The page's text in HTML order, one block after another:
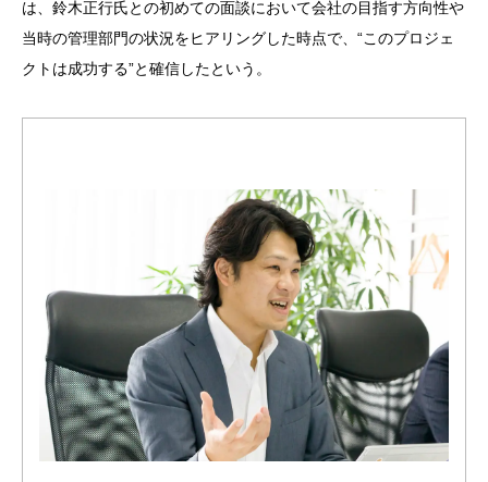
は、鈴木正行氏との初めての面談において会社の目指す方向性や
当時の管理部門の状況をヒアリングした時点で、“このプロジェ
クトは成功する”と確信したという。